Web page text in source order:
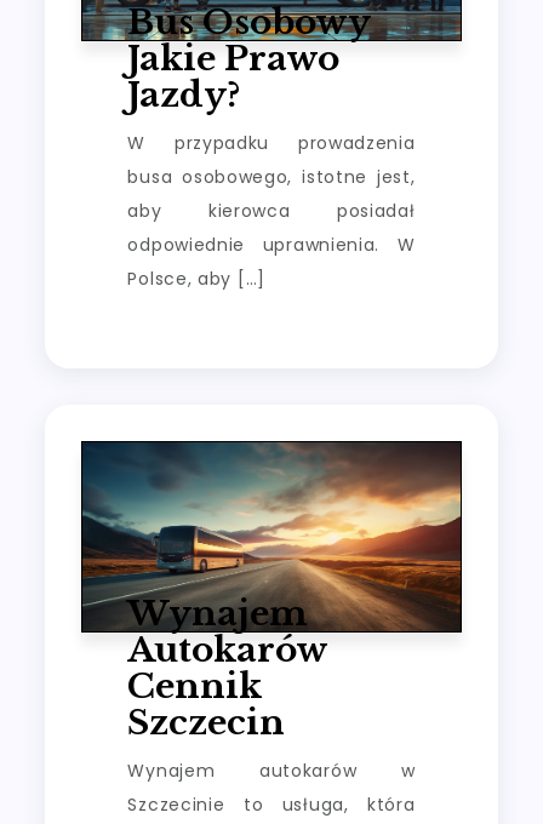
Bus Osobowy
Jakie Prawo
Jazdy?
W przypadku prowadzenia
busa osobowego, istotne jest,
aby kierowca posiadał
odpowiednie uprawnienia. W
Polsce, aby […]
Wynajem
Autokarów
Cennik
Szczecin
Wynajem autokarów w
Szczecinie to usługa, która